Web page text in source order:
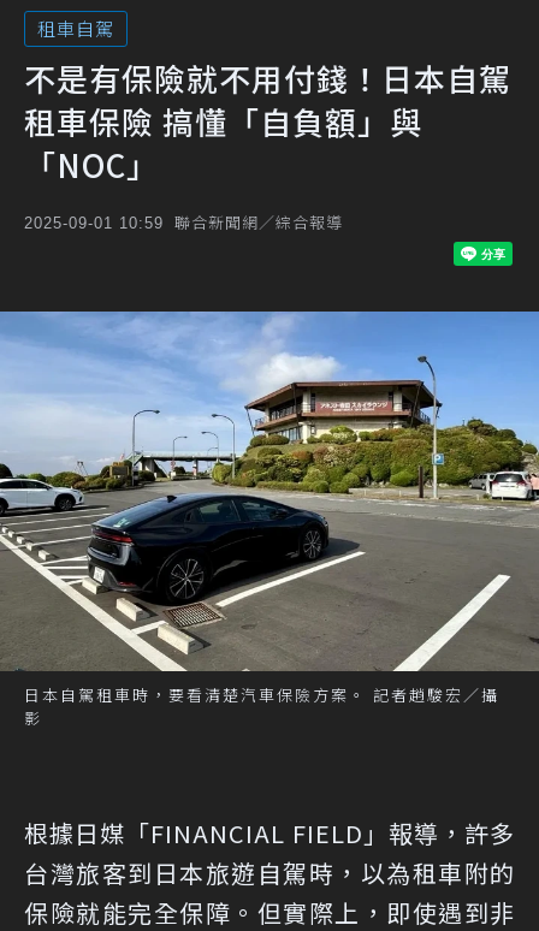
租車自駕
不是有保險就不用付錢！日本自駕
租車保險 搞懂「自負額」與
「NOC」
2025-09-01 10:59 聯合新聞網／綜合報導
日本自駕租車時，要看清楚汽車保險方案。 記者趙駿宏／攝
影
根據日媒「FINANCIAL FIELD 」報導，許多
台灣旅客到日本旅遊自駕時，以為租車附的
保險就能完全保障。但實際上，即使遇到非